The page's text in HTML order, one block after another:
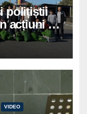
polițiștii
acțiuni de
mai
VIDEO